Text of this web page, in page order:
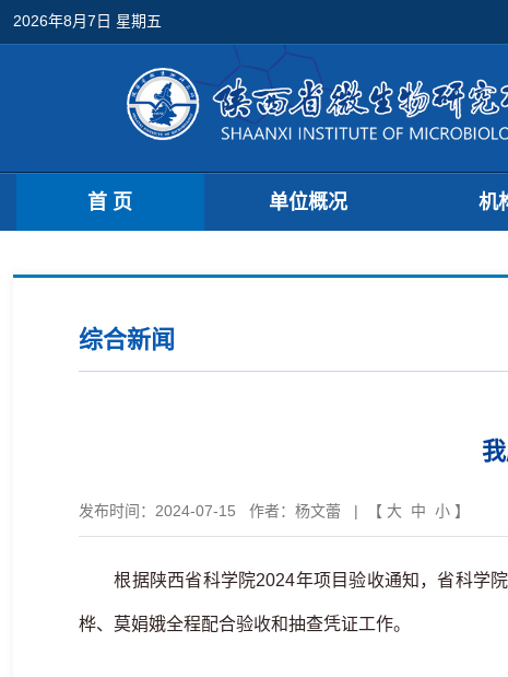
2026年8月7日 星期五
首 页 单位概况 机
综合新闻
发布时间：2024-07-15 作者：杨文蕾 | 【 大 中 小 】
根据陕西省科学院2024年项目验收通知，省科学院
桦、莫娟娥全程配合验收和抽查凭证工作。